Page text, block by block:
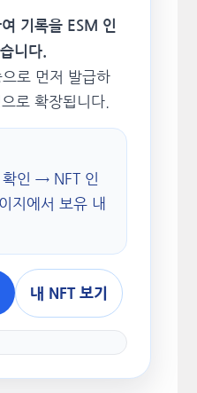
기록을 ESM 인
니다.
로 먼저 발급하
로 확장됩니다.
인 → NFT 인
지에서 보유 내
내 NFT 보기